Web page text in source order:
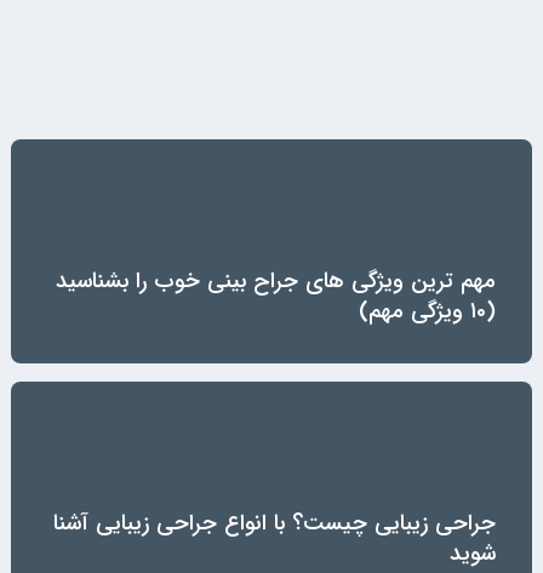
مهم ترین ویژگی های جراح بینی خوب را بشناسید
(۱۰ ویژگی مهم)
جراحی زیبایی چیست؟ با انواع جراحی زیبایی آشنا
شوید